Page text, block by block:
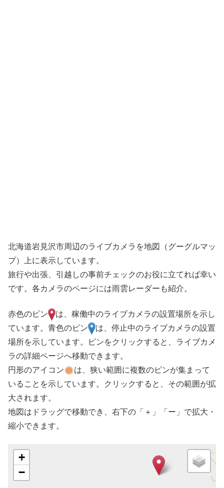
北海道岩見沢市周辺のライブカメラを地図（グーグルマッ
プ）上に表示しています。
旅行や出張、引越しの事前チェックのお役に立てれば幸い
です。各カメラのページには雨雲レーダーも紹介。
赤色のピン
は、稼働中のライブカメラの設置場所を示し
ています。青色のピン
は、停止中のライブカメラの設置
場所を示しています。ピンをクリックすると、ライブカメ
ラの詳細ページへ移動できます。
円形のアイコン
は、狭い範囲に複数のピンが集まって
いることを示しています。クリックすると、その範囲が拡
大されます。
地図はドラッグで移動でき、右下の「＋」「ー」で拡大・
縮小できます。
+
−